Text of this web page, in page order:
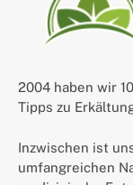
2004 haben wir
Tipps zu
Inzwischen ist
umfangreichen